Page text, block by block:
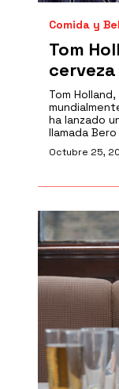
Comida y
Tom
Tom
ha lanzado
llamada Bero
Octubre 25,